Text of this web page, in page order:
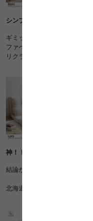
シンプルで可愛いソファベッ
ギミックが多いソファベッド
ファベッドを探していました。
リクライニングを倒せばすぐ
幅
ソ
一
神！！！！
結論から言うとめちゃくちゃ
北海道ですが3日で届いて助か
2人まで座れます